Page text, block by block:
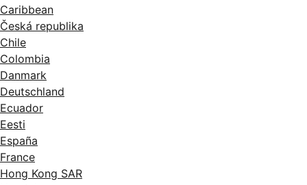
Caribbean
Česká republika
Chile
Colombia
Danmark
Deutschland
Ecuador
Eesti
España
France
Hong Kong SAR